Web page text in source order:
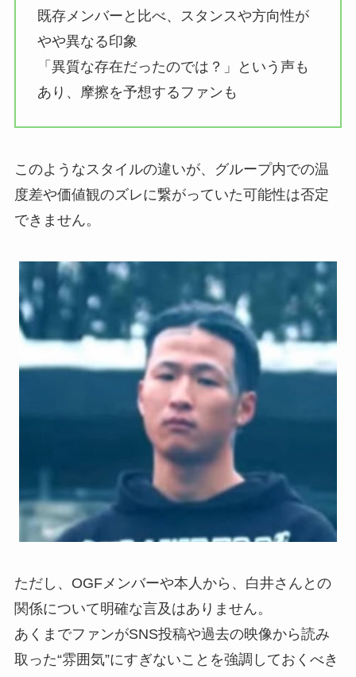
既存メンバーと比べ、スタンスや方向性が
やや異なる印象
「異質な存在だったのでは？」という声も
あり、摩擦を予想するファンも
このようなスタイルの違いが、グループ内での温
度差や価値観のズレに繋がっていた可能性は否定
できません。
ただし、OGFメンバーや本人から、白井さんとの
関係について明確な言及はありません。
あくまでファンがSNS投稿や過去の映像から読み
取った“雰囲気”にすぎないことを強調しておくべき